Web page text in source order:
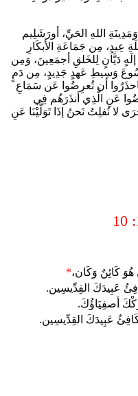
اللهِ الحَيِّ، أورَشَلِيم
عِيدٍ، مِن جَمَاعَةِ الأبكَارِ
دَيَّانٍ لِلخَلقِ أجمَعِينَ، وَمِن
يَسُوعَ وَسِيطِ عَهدٍ جَدِيدٍ، مِن دَمٍ
أن تُعرِضُوا عَن سَمَاعِ
عَنِ الَّذِي أنذَرَهُم فِي
لا نُفلِتُ نَحنُ إذَا تَوَلَّيْنَا عَنِ
هُوَ كَائِنٌ وَكَان،*
عَبِيدَكَ القِدِّيسِين.
أصفِيَاؤُكَ.
عَبِيدَكَ القِدِّيسِين.